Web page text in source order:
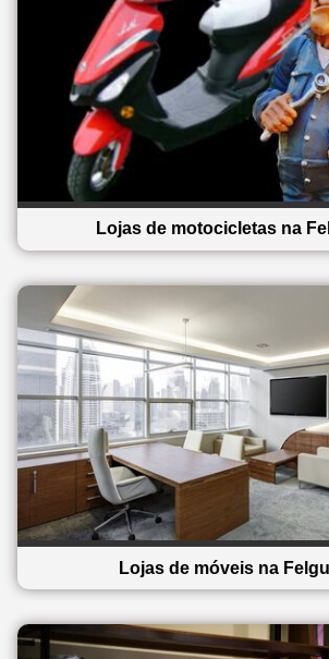
Lojas de motocicletas na
Lojas de móveis na